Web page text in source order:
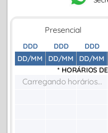
Presencial
DDD
DD/MM
DDD
DD/MM
DDD
DD/MM
* HORÁRIOS DE
Carregando horários...